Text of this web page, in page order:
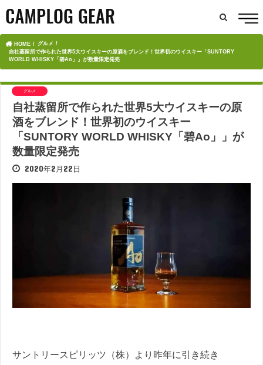
HOME
グルメ
自社蒸留所で作られた世界5大ウイスキーの原酒をブレンド！世界初のウイスキー「SUNTORY
WORLD WHISKY「碧Ao」」が数量限定発売
グルメ
自社蒸留所で作られた世界5大ウイスキーの原
酒をブレンド！世界初のウイスキー
「SUNTORY WORLD WHISKY「碧Ao」」が
数量限定発売
2020年2月22日
サントリースピリッツ（株）より昨年に引き続き